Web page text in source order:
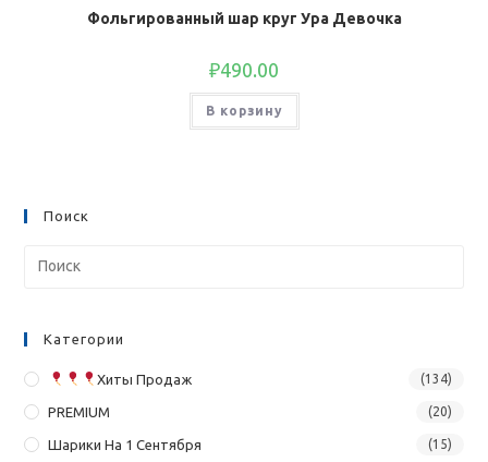
Фольгированный шар круг Ура Девочка
₽490.00
В корзину
Поиск
Категории
Хиты Продаж (134)
PREMIUM (20)
Шарики На 1 Сентября (15)